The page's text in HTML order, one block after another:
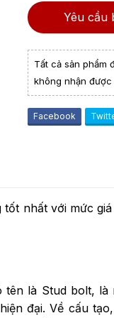
Yêu cầu
Tất cả sản phẩm
không nhận
Facebook
nhất với mức
là Stud bolt,
đại. Về cấu